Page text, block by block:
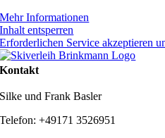
Mehr Informationen
Inhalt entsperren
Erforderlichen Service akzeptieren
Kontakt
Silke und Frank Basler
Telefon: +49171 3526951